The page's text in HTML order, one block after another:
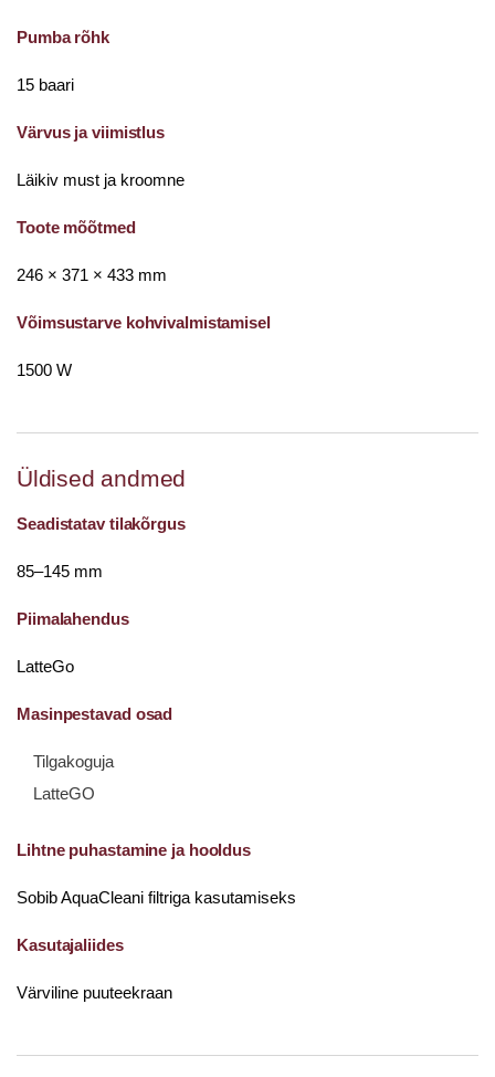
Pumba rõhk
15 baari
Värvus ja viimistlus
Läikiv must ja kroomne
Toote mõõtmed
246 × 371 × 433 mm
Võimsustarve kohvivalmistamisel
1500 W
Üldised andmed
Seadistatav tilakõrgus
85–145 mm
Piimalahendus
LatteGo
Masinpestavad osad
Tilgakoguja
LatteGO
Lihtne puhastamine ja hooldus
Sobib AquaCleani filtriga kasutamiseks
Kasutajaliides
Värviline puuteekraan